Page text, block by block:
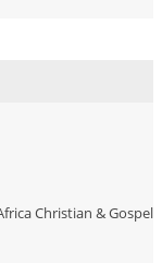
Christian & Gospel